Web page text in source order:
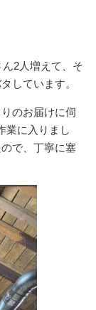
2人増えて、そ
しています。
のお届けに伺
業に入りまし
で、丁寧に塞